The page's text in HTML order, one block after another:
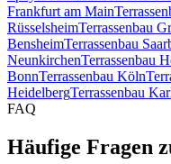
Frankfurt am Main
RüsselsheimTerrassenbau
BensheimTerrassenbau
NeunkirchenTerrassenbau
BonnTerrassenbau Köln
HeidelbergTerrassenbau
FAQ
Häufige Fragen